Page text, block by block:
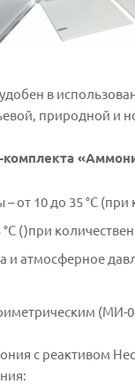
в
природной и
комплекта
от 10 до 35 °С
°С ()при
и атмосферное
(МИ-
с реактивом